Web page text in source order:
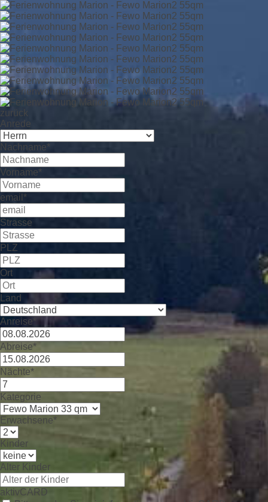
zurück
Anrede
Nachname*
Vorname*
email*
Strasse
PLZ
Ort
Land
Anreise*
Abreise*
Nächte*
Kategorie
Erwachsene*
Kinder
Alter Kinder
aktivCARD